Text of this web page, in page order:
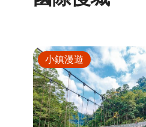
小鎮漫遊